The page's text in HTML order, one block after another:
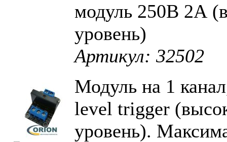
модуль 250В 2А
уровень)
Артикул: 32502
Модуль на 1
level trigger
уровень).